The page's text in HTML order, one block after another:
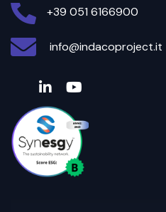
+39 051 6166900
info@indacoproject.it